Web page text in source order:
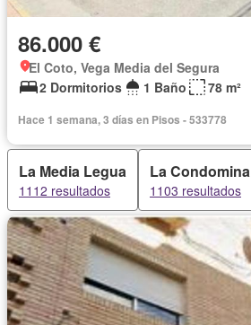
86.000 €
El Coto, Vega Media del Segura
2 Dormitorios
1 Baño 78 m²
Hace 1 semana, 3 días en Pisos - 533778
La Media Legua
1112 resultados
La Condomina
1103 resultados